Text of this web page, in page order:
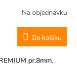
Na objednávku
Do košíku
pr.8mm,